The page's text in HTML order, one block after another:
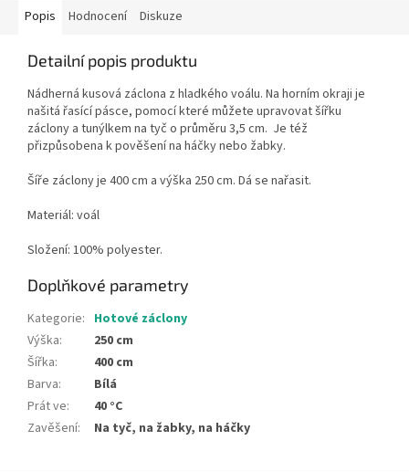
Popis Hodnocení Diskuze
Detailní popis produktu
Nádherná kusová záclona z hladkého voálu. Na horním okraji je
našitá řasící pásce, pomocí které můžete upravovat šířku
záclony a tunýlkem na tyč o průměru 3,5 cm. Je též
přizpůsobena k pověšení na háčky nebo žabky.
Šíře záclony je 400 cm a výška 250 cm. Dá se nařasit.
Materiál: voál
Složení: 100% polyester.
Doplňkové parametry
Kategorie: Hotové záclony
Výška:
250 cm
Šířka:
400 cm
Barva:
Bílá
Prát ve:
40 °C
Zavěšení: Na tyč, na žabky, na háčky